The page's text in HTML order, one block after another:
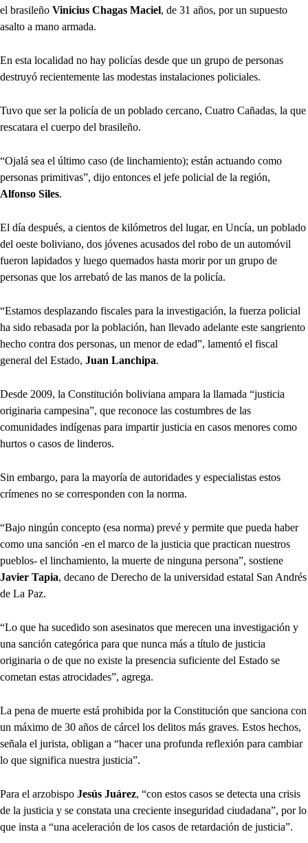
el brasileño Vinicius Chagas Maciel, de 31 años, por un supuesto
asalto a mano armada.
En esta localidad no hay policías desde que un grupo de personas
destruyó recientemente las modestas instalaciones policiales.
Tuvo que ser la policía de un poblado cercano, Cuatro Cañadas, la que
rescatara el cuerpo del brasileño.
“Ojalá sea el último caso (de linchamiento); están actuando como
personas primitivas”, dijo entonces el jefe policial de la región,
Alfonso Siles.
El día después, a cientos de kilómetros del lugar, en Uncía, un poblado
del oeste boliviano, dos jóvenes acusados del robo de un automóvil
fueron lapidados y luego quemados hasta morir por un grupo de
personas que los arrebató de las manos de la policía.
“Estamos desplazando fiscales para la investigación, la fuerza policial
ha sido rebasada por la población, han llevado adelante este sangriento
hecho contra dos personas, un menor de edad”, lamentó el fiscal
general del Estado, Juan Lanchipa.
Desde 2009, la Constitución boliviana ampara la llamada “justicia
originaria campesina”, que reconoce las costumbres de las
comunidades indígenas para impartir justicia en casos menores como
hurtos o casos de linderos.
Sin embargo, para la mayoría de autoridades y especialistas estos
crímenes no se corresponden con la norma.
“Bajo ningún concepto (esa norma) prevé y permite que pueda haber
como una sanción -en el marco de la justicia que practican nuestros
pueblos- el linchamiento, la muerte de ninguna persona”, sostiene
Javier Tapia, decano de Derecho de la universidad estatal San Andrés
de La Paz.
“Lo que ha sucedido son asesinatos que merecen una investigación y
una sanción categórica para que nunca más a título de justicia
originaria o de que no existe la presencia suficiente del Estado se
cometan estas atrocidades”, agrega.
La pena de muerte está prohibida por la Constitución que sanciona con
un máximo de 30 años de cárcel los delitos más graves. Estos hechos,
señala el jurista, obligan a “hacer una profunda reflexión para cambiar
lo que significa nuestra justicia”.
Para el arzobispo Jesús Juárez, “con estos casos se detecta una crisis
de la justicia y se constata una creciente inseguridad ciudadana”, por lo
que insta a “una aceleración de los casos de retardación de justicia”.